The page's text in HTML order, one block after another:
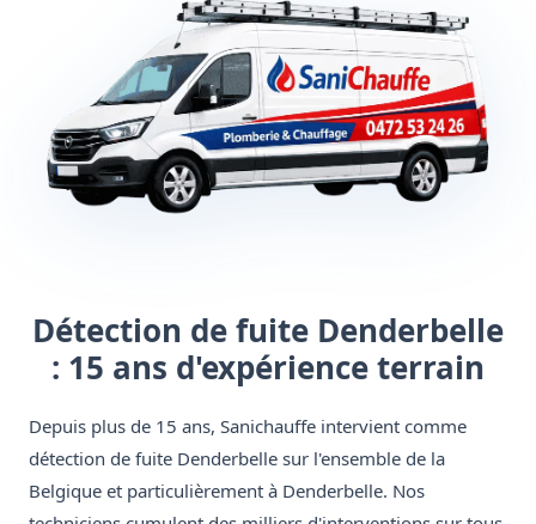
Détection de fuite Denderbelle
: 15 ans d'expérience terrain
Depuis plus de 15 ans, Sanichauffe intervient comme
détection de fuite Denderbelle sur l'ensemble de la
Belgique et particulièrement à Denderbelle. Nos